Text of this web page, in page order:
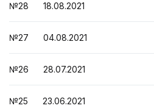
№28 18.08.2021
№27 04.08.2021
№26 28.07.2021
№25 23.06.2021